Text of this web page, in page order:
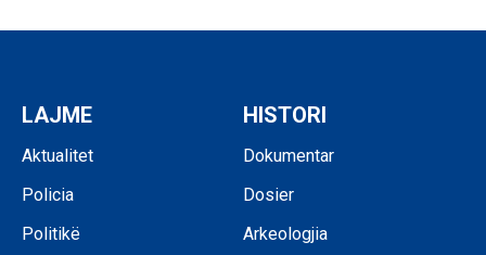
LAJME
Aktualitet
Policia
Politikë
HISTORI
Dokumentar
Dosier
Arkeologjia